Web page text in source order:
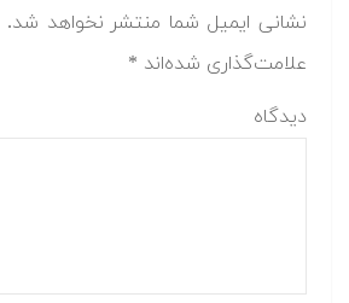
نشانی ایمیل شما منتشر نخواهد شد.
علامت‌گذاری شده‌اند *
دیدگاه